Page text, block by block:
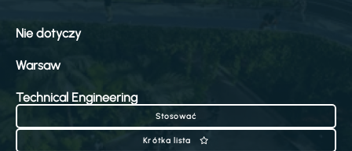
Nie dotyczy
Warsaw
Technical Engineering
Stosować
Krótka lista